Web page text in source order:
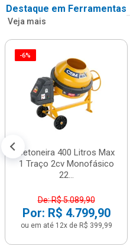
Destaque em Ferramentas
Veja mais
-6%
Betoneira 400 Litros Max
1 Traço 2cv Monofásico
22...
De: R$ 5.089,90
Por: R$ 4.799,90
ou em até 12x de R$ 399,99